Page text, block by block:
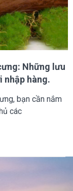
Những lưu
nhập hàng.
bạn cần nắm
các